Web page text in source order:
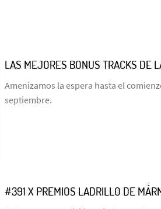
LAS MEJORES BONUS TRACKS DE
Amenizamos la espera hasta el
septiembre.
#391 X PREMIOS LADRILLO DE